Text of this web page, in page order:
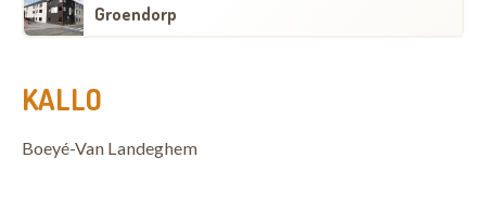
Groendorp
KALLO
Boeyé-Van Landeghem